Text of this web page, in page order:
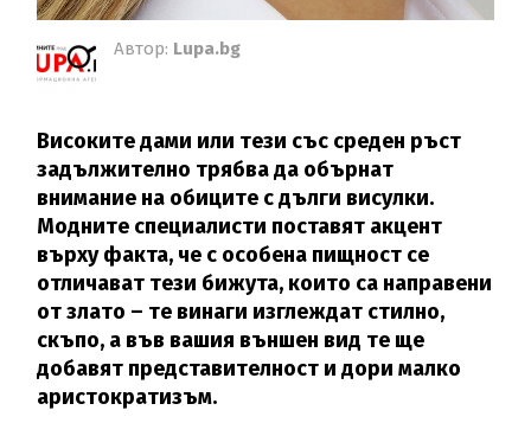
Автор: Lupa.bg
Високите дами или тези със среден ръст
задължително трябва да обърнат
внимание на обиците с дълги висулки.
Модните специалисти поставят акцент
върху факта, че с особена пищност се
отличават тези бижута, които са направени
от злато – те винаги изглеждат стилно,
скъпо, а във вашия външен вид те ще
добавят представителност и дори малко
аристократизъм.